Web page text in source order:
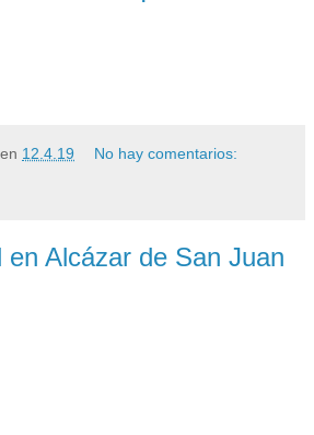
en 12.4.19 No hay comentarios:
Alcázar de San Juan